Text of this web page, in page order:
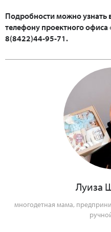
Подробности можно узнать
телефону проектного офиса
8(8422)44-95-71.
Луиза
многодетная мама,